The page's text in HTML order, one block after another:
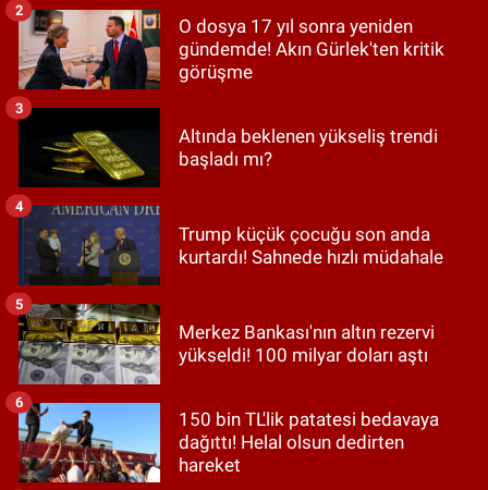
O dosya 17 yıl sonra yeniden
gündemde! Akın Gürlek'ten kritik
görüşme
2
Altında beklenen yükseliş trendi
başladı mı?
3
Trump küçük çocuğu son anda
kurtardı! Sahnede hızlı müdahale
4
Merkez Bankası'nın altın rezervi
yükseldi! 100 milyar doları aştı
5
150 bin TL'lik patatesi bedavaya
dağıttı! Helal olsun dedirten
hareket
6